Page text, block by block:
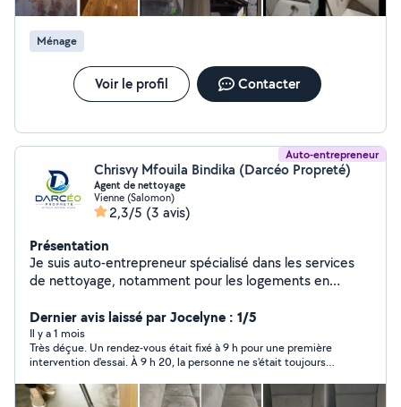
Ménage
Voir le profil Contacter
Auto-entrepreneur
Chrisvy Mfouila Bindika (Darcéo Propreté)
Agent de nettoyage
Vienne (Salomon)
2,3/5 (3 avis)
Présentation
Je suis auto-entrepreneur spécialisé dans les services
de nettoyage, notamment pour les logements en
Sérieux, ponctuel et rigoureux, j'accorde une grande
importance à la qualité du travail et à la satisfaction des
clients. Réactif et organisé, je m'adapte aux besoins
spécifiques de chaque mission, qu'elle soit ponctuelle
ou régulière.
Dernier avis laissé par Jocelyne : 1/5
Il y a 1 mois
Très déçue. Un rendez-vous était fixé à 9 h pour une première
intervention d'essai. À 9 h 20, la personne ne s'était toujours
son absence. J'avais pourtant refusé plusieurs autres